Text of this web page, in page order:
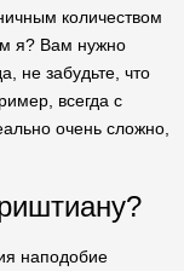
количеством
я? Вам нужно
не забудьте, что
всегда с
очень сложно,
наподобие